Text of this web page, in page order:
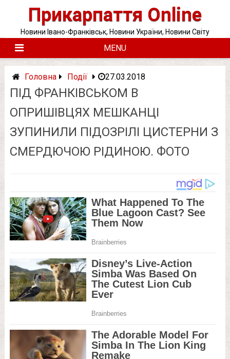
Прикарпаття Online
Новини Івано-Франківськ, Новини України, Новини Світу
MENU
Головна Події 27.03.2018
ПІД ФРАНКІВСЬКОМ В
ОПРИШІВЦЯХ МЕШКАНЦІ
ЗУПИНИЛИ ПІДОЗРІЛІ ЦИСТЕРНИ З
СМЕРДЮЧОЮ РІДИНОЮ. ФОТО